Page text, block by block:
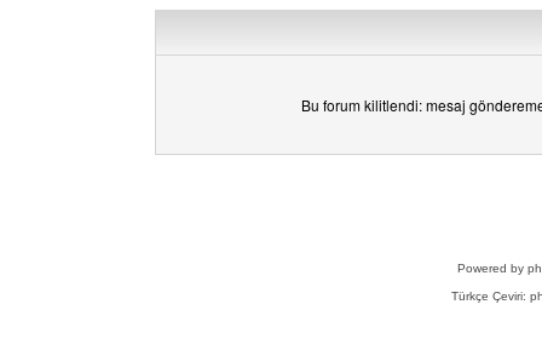
Bu forum kilitlendi: mesaj
Powered by
Türkçe Çeviri: